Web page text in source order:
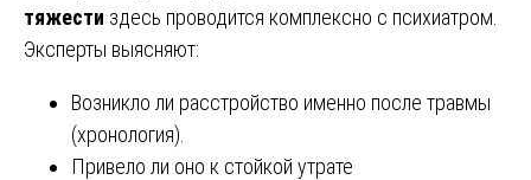
тяжести здесь проводится комплексно с психиатром.
Эксперты выясняют:
Возникло ли расстройство именно после травмы
(хронология).
Привело ли оно к стойкой утрате